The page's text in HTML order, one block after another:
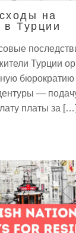
на
в Турции
Турции
бюрократию
—
платы за […]